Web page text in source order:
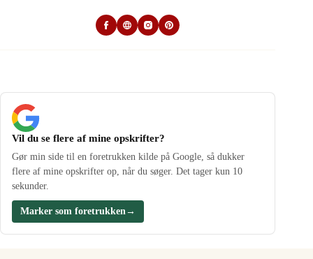
Vil du se flere af mine opskrifter?
Gør min side til en foretrukken kilde på Google, så dukker
flere af mine opskrifter op, når du søger. Det tager kun 10
sekunder.
Marker som foretrukken →